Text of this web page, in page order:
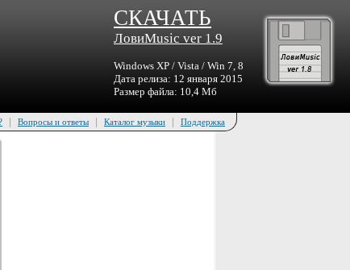
СКАЧАТЬ
ЛовиMusic ver 1.9
Windows XP / Vista / Win 7, 8
Дата релиза: 12 января 2015
Размер файла: 10,4 Мб
| Вопросы и ответы | Каталог музыки | Поддержка